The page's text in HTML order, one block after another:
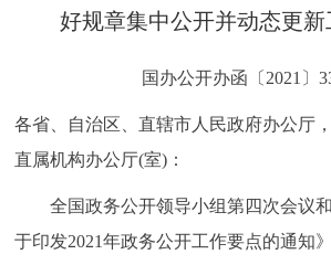
决策公开 专题公开
个人服务 法人服务
中介服务 阳光政务
好规章集中公开并动态更新
国办公开办函〔2021〕
各省、自治区、直辖市人民政府办公厅
直属机构办公厅(室)：
全国政务公开领导小组第四次会议和
于印发2021年政务公开工作要点的通知